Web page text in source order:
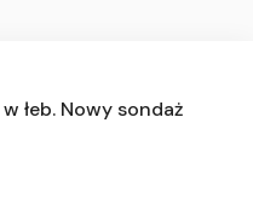
w łeb. Nowy sondaż